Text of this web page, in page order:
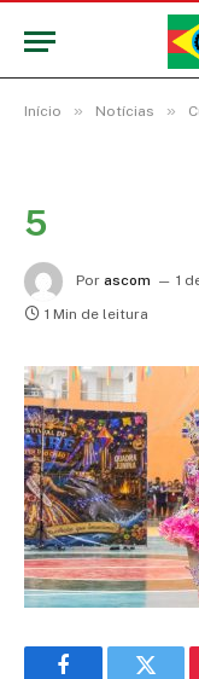
Início » Notícias »
5
Por ascom 1
1 Min de leitura